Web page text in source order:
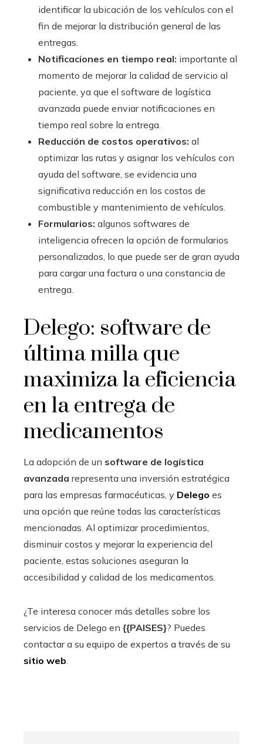
identificar la ubicación de los vehículos con el
fin de mejorar la distribución general de las
entregas.
Notificaciones en tiempo real: importante al
momento de mejorar la calidad de servicio al
paciente, ya que el software de logística
avanzada puede enviar notificaciones en
tiempo real sobre la entrega.
Reducción de costos operativos: al
optimizar las rutas y asignar los vehículos con
ayuda del software, se evidencia una
significativa reducción en los costos de
combustible y mantenimiento de vehículos.
Formularios: algunos softwares de
inteligencia ofrecen la opción de formularios
personalizados, lo que puede ser de gran ayuda
para cargar una factura o una constancia de
entrega.
Delego: software de
última milla que
maximiza la eficiencia
en la entrega de
medicamentos
La adopción de un software de logística
avanzada representa una inversión estratégica
para las empresas farmacéuticas, y Delego es
una opción que reúne todas las características
mencionadas. Al optimizar procedimientos,
disminuir costos y mejorar la experiencia del
paciente, estas soluciones aseguran la
accesibilidad y calidad de los medicamentos.
¿Te interesa conocer más detalles sobre los
servicios de Delego en {{PAISES}? Puedes
contactar a su equipo de expertos a través de su
sitio web.